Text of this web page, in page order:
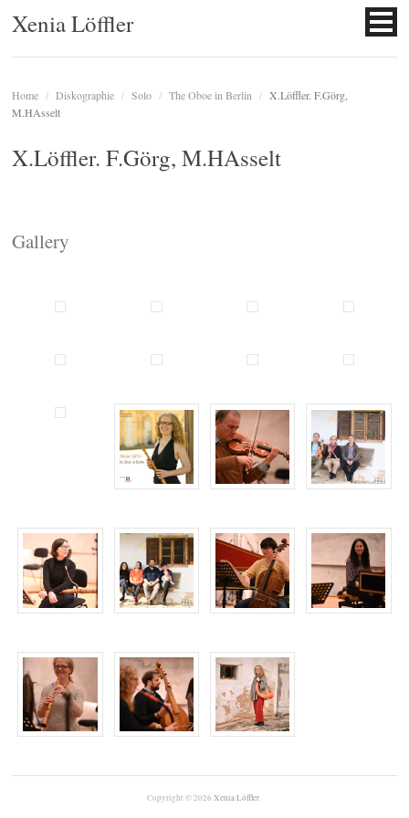
Xenia Löffler
Home / Diskographie / Solo / The Oboe in Berlin / X.Löffler. F.Görg,
M.HAsselt
X.Löffler. F.Görg, M.HAsselt
Gallery
Copyright © 2026Xenia Löffler.